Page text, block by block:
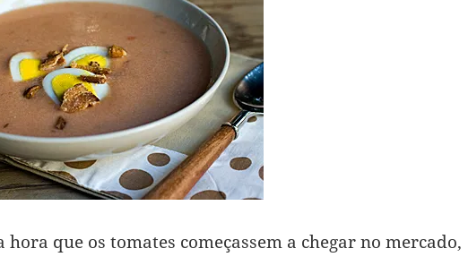
hora que os tomates começassem a chegar no mercado,